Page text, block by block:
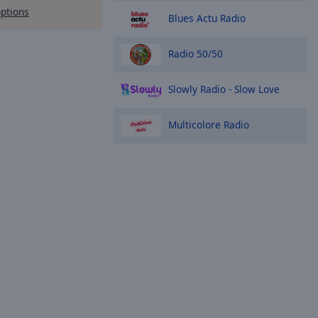
Blues Actu Radio
Radio 50/50
Slowly Radio - Slow Love
Multicolore Radio